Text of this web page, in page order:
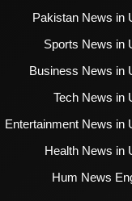
Pakistan News in
Sports News in
Business News in
Tech News in
Entertainment News in
Health News in
Hum News